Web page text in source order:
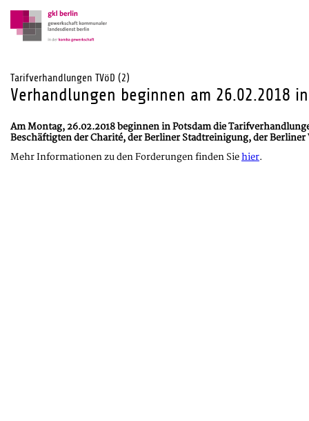
Tarifverhandlungen TVöD (2)
Verhandlungen beginnen am 26.02.2018
Am Montag, 26.02.2018 beginnen in Potsdam die
Beschäftigten der Charité, der Berliner Stadtreinigung, der
Mehr Informationen zu den Forderungen finden Siehier.